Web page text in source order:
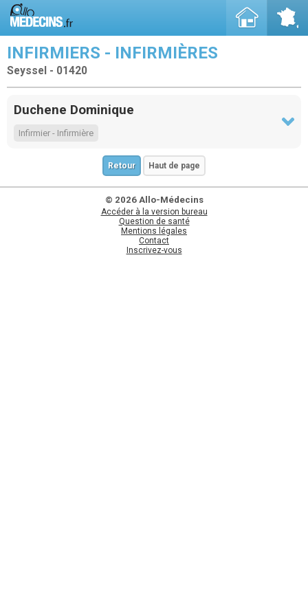
INFIRMIERS - INFIRMIÈRES
Seyssel - 01420
Duchene Dominique
Infirmier - Infirmière
Retour Haut de page
© 2026 Allo-Médecins
Accéder à la version bureau
Question de santé
Mentions légales
Contact
Inscrivez-vous